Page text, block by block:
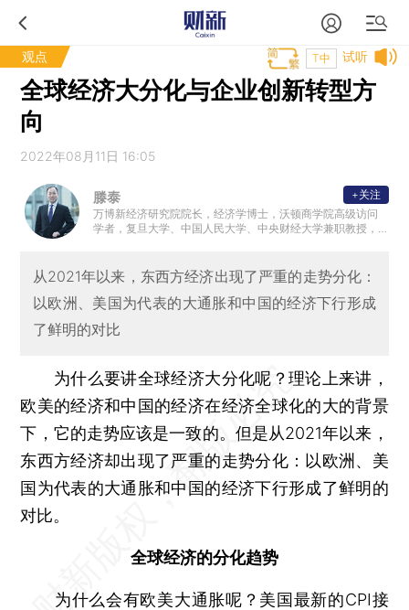
观点 试听
T中
全球经济大分化与企业创新转型方
向
2022年08月11日 16:05
滕泰
万博新经济研究院院长，经济学博士，沃顿商学院高级访问
学者，复旦大学、中国人民大学、中央财经大学兼职教授，
+关注
从2021年以来，东西方经济出现了严重的走势分化：
以欧洲、美国为代表的大通胀和中国的经济下行形成
了鲜明的对比
为什么要讲全球经济大分化呢？理论上来讲，
欧美的经济和中国的经济在经济全球化的大的背景
下，它的走势应该是一致的。但是从2021年以来，
东西方经济却出现了严重的走势分化：以欧洲、美
国为代表的大通胀和中国的经济下行形成了鲜明的
对比。
全球经济的分化趋势
为什么会有欧美大通胀呢？美国最新的CPI接